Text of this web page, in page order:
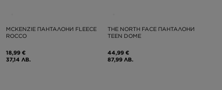
MCKENZIE ПАНТАЛОНИ FLEECE
ROCCO
18,99 €
37,14 ЛВ.
THE NORTH FACE ПАНТАЛОНИ
TEEN DOME
44,99 €
87,99 ЛВ.